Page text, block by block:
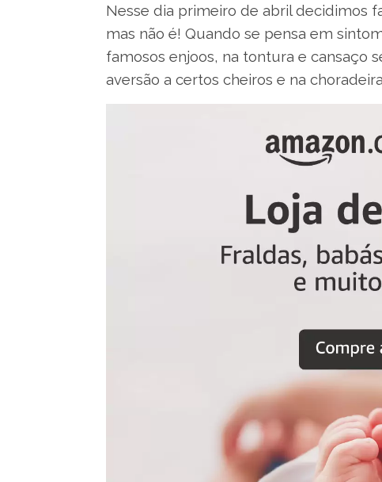
Nesse dia primeiro de abril decidimos
mas não é! Quando se pensa em
famosos enjoos, na tontura e cansaço
aversão a certos cheiros e na